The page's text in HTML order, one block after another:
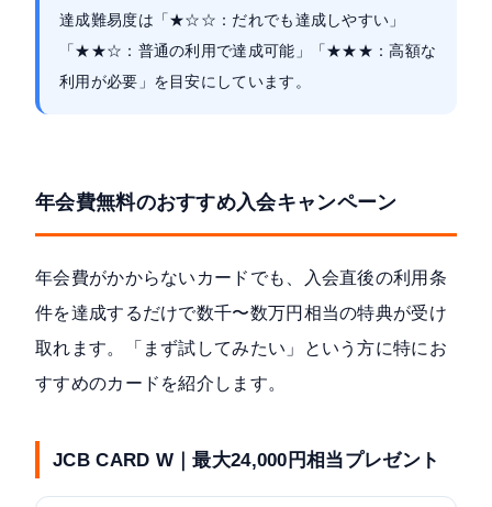
達成難易度は「★☆☆：だれでも達成しやすい」
「★★☆：普通の利用で達成可能」「★★★：高額な
利用が必要」を目安にしています。
年会費無料のおすすめ入会キャンペーン
年会費がかからないカードでも、入会直後の利用条
件を達成するだけで数千〜数万円相当の特典が受け
取れます。「まず試してみたい」という方に特にお
すすめのカードを紹介します。
JCB CARD W｜最大24,000円相当プレゼント